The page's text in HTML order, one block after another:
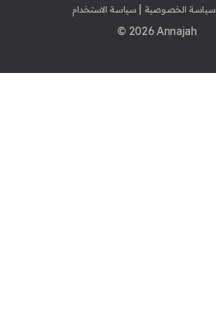
سياسة الخصوصية | سياسة الاستخدام
© 2026 Annajah